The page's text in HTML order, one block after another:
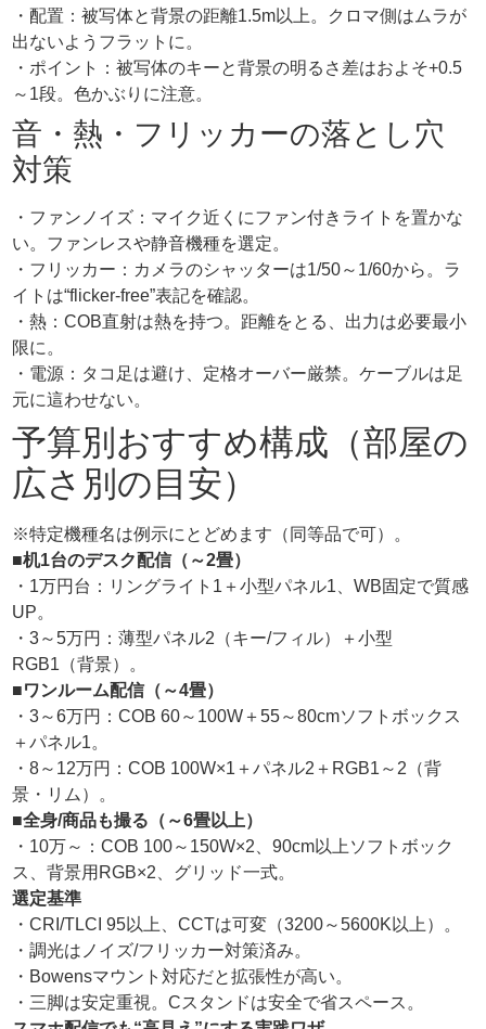
・配置：被写体と背景の距離1.5m以上。クロマ側はムラが
出ないようフラットに。
・ポイント：被写体のキーと背景の明るさ差はおよそ+0.5
～1段。色かぶりに注意。
音・熱・フリッカーの落とし穴
対策
・ファンノイズ：マイク近くにファン付きライトを置かな
い。ファンレスや静音機種を選定。
・フリッカー：カメラのシャッターは1/50～1/60から。ラ
イトは“flicker-free”表記を確認。
・熱：COB直射は熱を持つ。距離をとる、出力は必要最小
限に。
・電源：タコ足は避け、定格オーバー厳禁。ケーブルは足
元に這わせない。
予算別おすすめ構成（部屋の
広さ別の目安）
※特定機種名は例示にとどめます（同等品で可）。
■机1台のデスク配信（～2畳）
・1万円台：リングライト1＋小型パネル1、WB固定で質感
UP。
・3～5万円：薄型パネル2（キー/フィル）＋小型
RGB1（背景）。
■ワンルーム配信（～4畳）
・3～6万円：COB 60～100W＋55～80cmソフトボックス
＋パネル1。
・8～12万円：COB 100W×1＋パネル2＋RGB1～2（背
景・リム）。
■全身/商品も撮る（～6畳以上）
・10万～：COB 100～150W×2、90cm以上ソフトボック
ス、背景用RGB×2、グリッド一式。
選定基準
・CRI/TLCI 95以上、CCTは可変（3200～5600K以上）。
・調光はノイズ/フリッカー対策済み。
・Bowensマウント対応だと拡張性が高い。
・三脚は安定重視。Cスタンドは安全で省スペース。